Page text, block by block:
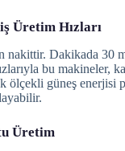
Üretim Hızları
nakittir. Dakikada 30
bu makineler,
ölçekli güneş enerjisi
Üretim